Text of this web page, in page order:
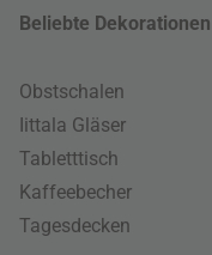
Beliebte Dekorationen
Obstschalen
Iittala Gläser
Tabletttisch
Kaffeebecher
Tagesdecken